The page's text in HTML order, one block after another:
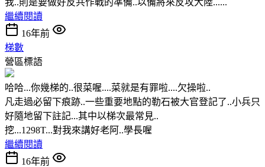
繼續閱讀
16年前
梯數
營區標語
哈哈...你幾梯的..很菜喔....菜就是有罪啦....欠操啦..
凡走過必留下痕跡..一些重要地點的勒石被大官登記了..小兵只
好隨地留下註記...其中以梯次最常見..
挖...1298T...對我來講好老阿..學長喔
繼續閱讀
16年前